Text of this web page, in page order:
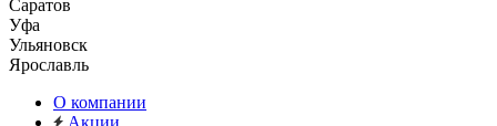
Саратов
Уфа
Ульяновск
Ярославль
О компании
Акции